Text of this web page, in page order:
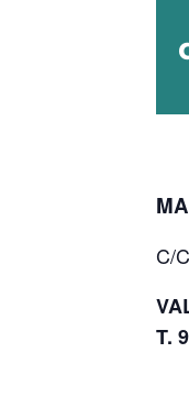
C/
T.